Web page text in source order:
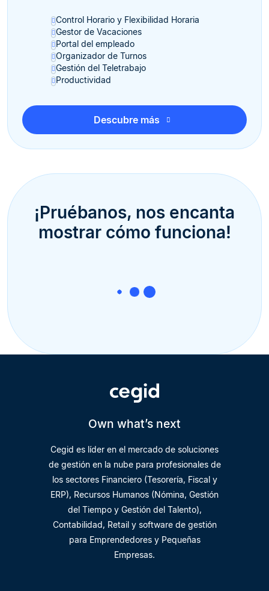
Control Horario y Flexibilidad Horaria
Gestor de Vacaciones
Portal del empleado
Organizador de Turnos
Gestión del Teletrabajo
Productividad
Descubre más
¡Pruébanos, nos encanta
mostrar cómo funciona!
Own what’s next
Cegid es líder en el mercado de soluciones
de gestión en la nube para profesionales de
los sectores Financiero (Tesorería, Fiscal y
ERP), Recursos Humanos (Nómina, Gestión
del Tiempo y Gestión del Talento),
Contabilidad, Retail y software de gestión
para Emprendedores y Pequeñas
Empresas.